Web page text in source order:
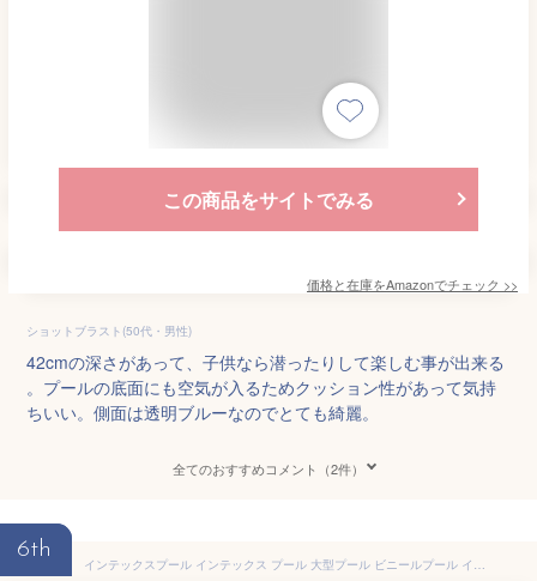
この商品をサイトでみる
価格と在庫をAmazonでチェック >>
ショットブラスト(50代・男性)
42cmの深さがあって、子供なら潜ったりして楽しむ事が出来る
。プールの底面にも空気が入るためクッション性があって気持
ちいい。側面は透明ブルーなのでとても綺麗。
全てのおすすめコメント（2件）
6th
インテックスプール インテックス プール 大型プール ビニールプール インテックスプール 深い 大人 INTEX 長方形 4.5m 3m 2.6m 2.2m フレームプール 水あそび レジャープール 家庭用プール キッズ 子供用プール 自宅用プール 簡単設置 子ども 水遊び 庭プール 魚 犬 養殖